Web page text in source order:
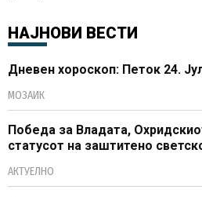
НАЈНОВИ ВЕСТИ
Дневен хороскоп: Петок 24.
МОЗАИК
Победа за Владата,
статусот на заштитено
АКТУЕЛНО